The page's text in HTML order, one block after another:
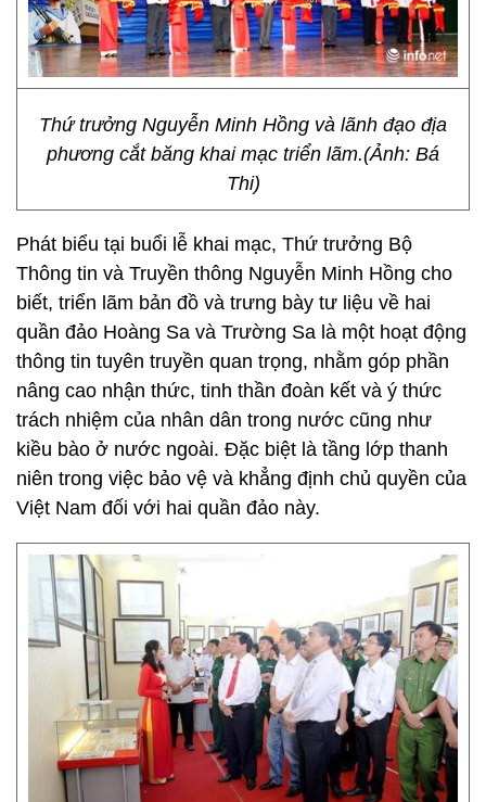
Thứ trưởng Nguyễn Minh Hồng và lãnh đạo địa
phương cắt băng khai mạc triển lãm.(Ảnh: Bá
Thi)
Phát biểu tại buổi lễ khai mạc, Thứ trưởng Bộ
Thông tin và Truyền thông Nguyễn Minh Hồng cho
biết, triển lãm bản đồ và trưng bày tư liệu về hai
quần đảo Hoàng Sa và Trường Sa là một hoạt động
thông tin tuyên truyền quan trọng, nhằm góp phần
nâng cao nhận thức, tinh thần đoàn kết và ý thức
trách nhiệm của nhân dân trong nước cũng như
kiều bào ở nước ngoài. Đặc biệt là tầng lớp thanh
niên trong việc bảo vệ và khẳng định chủ quyền của
Việt Nam đối với hai quần đảo này.